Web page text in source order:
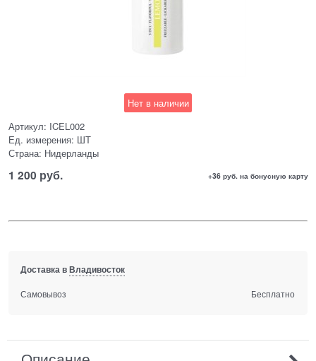
Нет в наличии
Артикул: ICEL002
Ед. измерения: ШТ
Страна: Нидерланды
1 200 руб. +36 руб. на бонусную карту
Доставка вВладивосток
Самовывоз Бесплатно